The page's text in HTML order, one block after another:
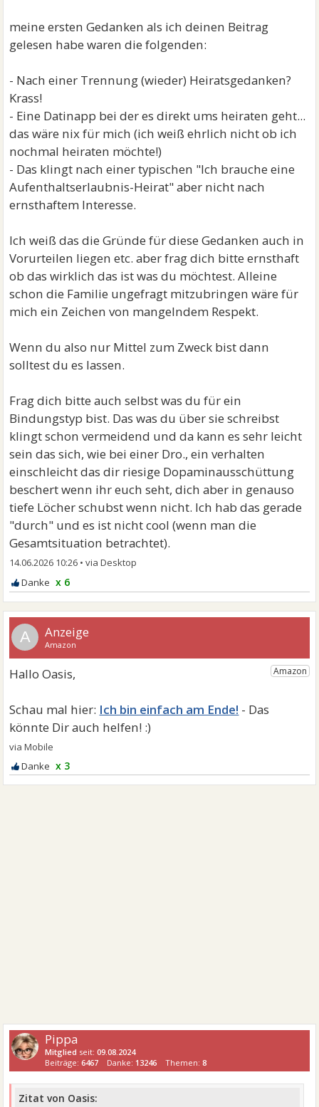
meine ersten Gedanken als ich deinen Beitrag
gelesen habe waren die folgenden:
- Nach einer Trennung (wieder) Heiratsgedanken?
Krass!
- Eine Datinapp bei der es direkt ums heiraten geht...
das wäre nix für mich (ich weiß ehrlich nicht ob ich
nochmal heiraten möchte!)
- Das klingt nach einer typischen "Ich brauche eine
Aufenthaltserlaubnis-Heirat" aber nicht nach
ernsthaftem Interesse.
Ich weiß das die Gründe für diese Gedanken auch in
Vorurteilen liegen etc. aber frag dich bitte ernsthaft
ob das wirklich das ist was du möchtest. Alleine
schon die Familie ungefragt mitzubringen wäre für
mich ein Zeichen von mangelndem Respekt.
Wenn du also nur Mittel zum Zweck bist dann
solltest du es lassen.
Frag dich bitte auch selbst was du für ein
Bindungstyp bist. Das was du über sie schreibst
klingt schon vermeidend und da kann es sehr leicht
sein das sich, wie bei einer Dro., ein verhalten
einschleicht das dir riesige Dopaminausschüttung
beschert wenn ihr euch seht, dich aber in genauso
tiefe Löcher schubst wenn nicht. Ich hab das gerade
"durch" und es ist nicht cool (wenn man die
Gesamtsituation betrachtet).
14.06.2026 10:26 •
x 6
A
Ich bin einfach am Ende!
x 3
Pippa
Mitglied seit:09.08.2024
Beiträge:6467 Danke: 13246 Themen:8
Zitat von Oasis: